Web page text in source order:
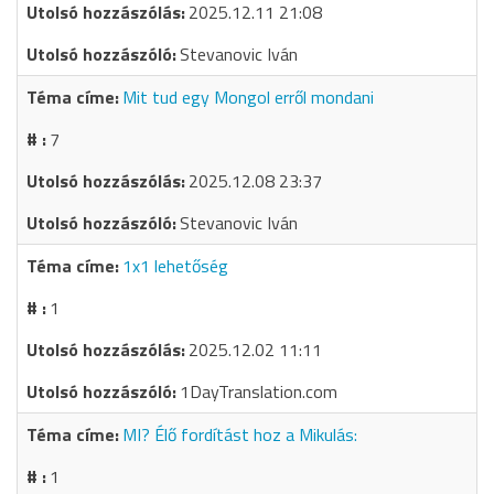
2025.12.11 21:08
Stevanovic Iván
Mit tud egy Mongol erről mondani
7
2025.12.08 23:37
Stevanovic Iván
1x1 lehetőség
1
2025.12.02 11:11
1DayTranslation.com
MI? Élő fordítást hoz a Mikulás:
1